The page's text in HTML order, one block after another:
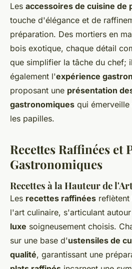
Les accessoires de cuisine de
touche d'élégance et de
préparation. Des mortiers en
bois exotique, chaque détail
que simplifier la tâche du chef;
également l'expérience
proposant une présentation
gastronomiques qui
les papilles.
Recettes Raffinées et
Gastronomiques
Recettes à la Hauteur de
Les recettes raffinées reflètent
l'art culinaire, s'articulant
luxe soigneusement choisis.
sur une base d'ustensiles de
qualité, garantissant une